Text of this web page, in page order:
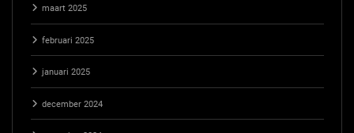
maart 2025
februari 2025
januari 2025
december 2024